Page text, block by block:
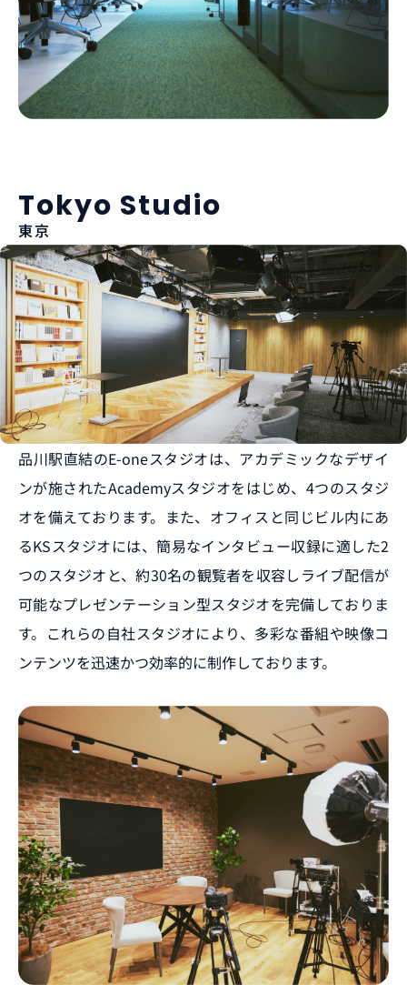
Tokyo Studio
東京
品川駅直結のE-oneスタジオは、アカデミックなデザイ
ンが施されたAcademyスタジオをはじめ、4つのスタジ
オを備えております。また、オフィスと同じビル内にあ
るKSスタジオには、簡易なインタビュー収録に適した2
つのスタジオと、約30名の観覧者を収容しライブ配信が
可能なプレゼンテーション型スタジオを完備しておりま
す。これらの自社スタジオにより、多彩な番組や映像コ
ンテンツを迅速かつ効率的に制作しております。